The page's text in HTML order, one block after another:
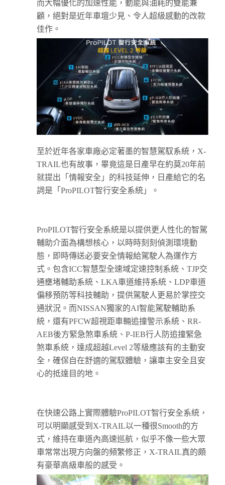
而大幅優化的加速性能，動能與油耗的雙能兼
顧，絕對是近年車壇少見、令人超級感動的改款
佳作。
至於近年各家車廠必定著墨的智慧駕馭系統，X-
TRAIL也有故事，畢竟這是日產早在約莫20年前
就提出「情報安全」的科技延伸，日產給它的名
詞是「ProPILOT智行安全系統」。
ProPILOT智行安全系統是以提供更人性化的智駕
輔助介面為構想核心，以時時刻刻偵測環境動
態，即時傳送必要安全情報給駕駛人為運作方
式。包含ICC智慧型全速域定速控制系統、TJP交
通壅堵輔助系統、LKA車道維持系統、LDP車道
偏移預防等科技輔助，提供駕駛人更易於掌控交
通狀況。而NISSAN獨家的AI智能駕駛輔助系
統，還有PFCW超視距車輛追撞警示系統、RR-
AEB後方緊急煞車系統、P-IEB行人防追撞緊急
煞車系統，達成超越Level 2等級應該有的主動安
全，確保自在舒適的駕馭體驗，讓車主安全且安
心的抵達目的地。
在快速公路上實際體驗ProPILOT智行安全系統，
可以明顯感受到X-TRAIL以一種很Smooth的方
式，維持在車道內高速巡航，似乎不像一些大眾
車常常出現方向盤的頻繁修正，X-TRAIL真的頗
有豪華高級車般的感受。